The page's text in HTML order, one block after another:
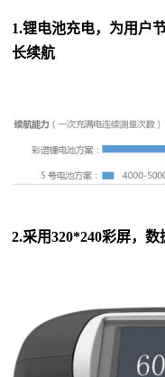
1.锂电池充电，为用户
长续航
2.采用320*240彩屏，